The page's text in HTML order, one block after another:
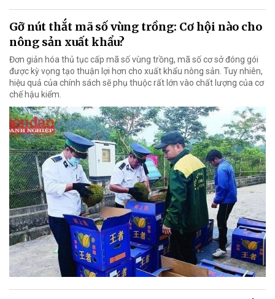
Gỡ nút thắt mã số vùng trồng: Cơ hội nào cho
nông sản xuất khẩu?
Đơn giản hóa thủ tục cấp mã số vùng trồng, mã số cơ sở đóng gói
được kỳ vọng tạo thuận lợi hơn cho xuất khẩu nông sản. Tuy nhiên,
hiệu quả của chính sách sẽ phụ thuộc rất lớn vào chất lượng của cơ
chế hậu kiểm.